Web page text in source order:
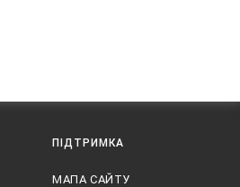
ПІДТРИМКА
МАПА САЙТУ